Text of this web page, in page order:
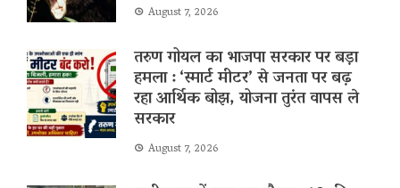
August 7, 2026
तरुण गोयल का भाजपा सरकार पर बड़ा
हमला : ‘स्मार्ट मीटर’ से जनता पर बढ़
रहा आर्थिक बोझ, योजना तुरंत वापस ले
सरकार
August 7, 2026